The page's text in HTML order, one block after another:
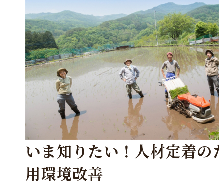
いま知りたい！人材定着の
用環境改善